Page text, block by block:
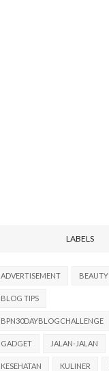
LABELS
ADVERTISEMENT BEAUTY
BLOG TIPS
BPN30DAYBLOGCHALLENGE
GADGET JALAN-JALAN
KESEHATAN KULINER